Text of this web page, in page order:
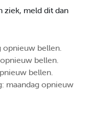
ziek, meld dit dan
opnieuw bellen.
bellen.
bellen.
maandag opnieuw